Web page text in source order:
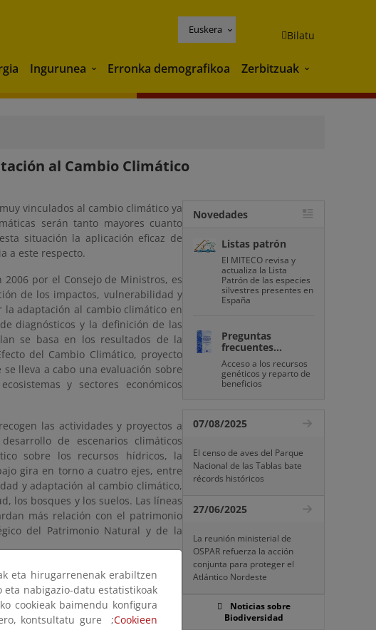
Euskera Bilatu
Ingurunea Ingurunea
Erronka demografikoa Zerbitzuak Zerbitzuak
al Cambio Climático
vinculados al cambio climático ya
serán tanto mayores cuanto
situación la aplicación eficaz de
a este respecto.
por el Consejo de Ministros, es
de los impactos, vulnerabilidad y
adaptación al cambio climático en
diagnósticos y la definición de las
se basa en los resultados de la
del Cambio Climático, proyecto
lleva a cabo una evaluación sobre
y sectores económicos
las actividades y proyectos a
de escenarios climáticos
sobre los recursos hídricos, la
gira en torno a cuatro ejes, entre
y adaptación al cambio climático,
los bosques y los suelos. Las líneas
más relación con el patrimonio
del Patrimonio Natural y de la
climático
Novedades
Listas patrón
El MITECO revisa y
actualiza la Lista
Patrón de las especies
silvestres presentes en
España
Preguntas
frecuentes...
Acceso a los recursos
genéticos y reparto de
beneficios
07/08/2025
El censo de aves del Parque
Nacional de las Tablas bate
récords históricos
27/06/2025
La reunión ministerial de
OSPAR refuerza la acción
conjunta para proteger el
Atlántico Nordeste
Noticias sobre
Biodiversidad
eta hirugarrenenak erabiltzen
nabigazio-datu estatistikoak
cookieak baimendu konfigura
kontsultatu gure ;Cookieen